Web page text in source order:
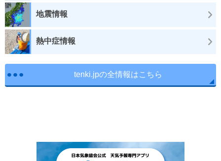
地震情報
熱中症情報
tenki.jpの全情報はこちら